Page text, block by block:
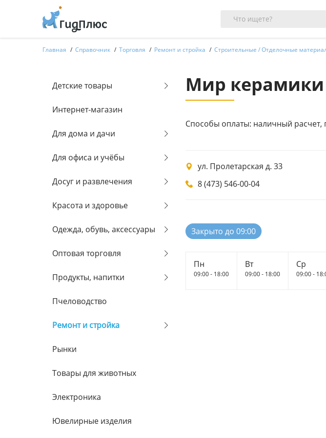
Главная Справочник Торговля Ремонт и стройка Строительные / Отделочные
Детские товары
Интернет-магазин
Для дома и дачи
Для офиса и учёбы
Досуг и развлечения
Красота и здоровье
Одежда, обувь, аксессуары
Оптовая торговля
Продукты, напитки
Пчеловодство
Ремонт и стройка
Рынки
Товары для животных
Электроника
Ювелирные изделия
Мир керамики
Способы оплаты: наличный расчет,
ул. Пролетарская д. 33
8 (473) 546-00-04
Закрыто до 09:00
Пн
09:00 - 18:00
Вт
09:00 - 18:00
Ср
09:00 -